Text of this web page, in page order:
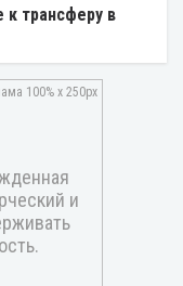
к трансферу в